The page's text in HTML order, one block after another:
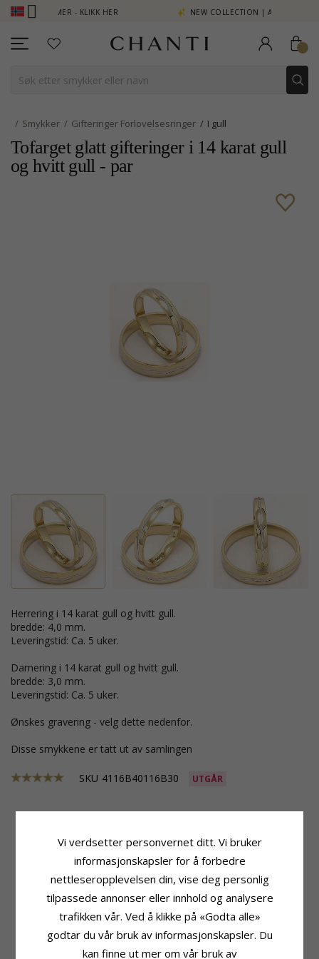
SE MER - KLIKK HER NEW COLLECTION | AURA
Smykker Gifteringer Forlovelsesringer I gull
Tofarget glatt gifteringer i 14 karat gull
og hvitt gull - par
Herrering i 14 karat gull og hvitt gull.
bredde: 4,0 mm.
Leveringstid: Ca. 5 uker.
Damering i 14 karat gull og hvitt gull.
bredde: 3,0 mm.
Leveringstid: Ca. 5 uker.
Ønskes gravering - velg dette nedenfor.
Disse smykkene er tatt ut av samlingen
SKU 4116B40116B30 UTGÅR
Produktinformasjon
Tofarget
Ringtype: Herrering
14
Edelmetall:Gull Og Hvitt Gull
Ringskinne
Bredde:
4,0 mm
Vekt: 3,6 G
Leveringstid:Ca. 5 Uker
Produktinformasjon
Ringtype:Damering
14
Vi verdsetter personvernet ditt. Vi bruker
informasjonskapsler for å forbedre
nettleseropplevelsen din, vise deg personlig
tilpassede annonser eller innhold og analysere
trafikken vår. Ved å klikke på «Godta alle»
godtar du vår bruk av informasjonskapsler. Du
kan finne ut mer om vår bruk av